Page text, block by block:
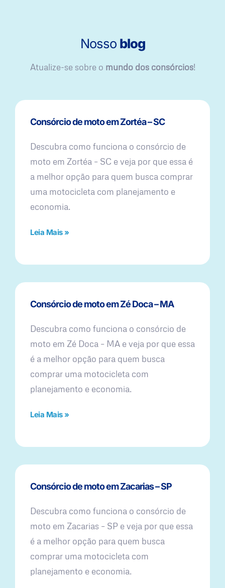
Nosso blog
Atualize-se sobre o mundo dos consórcios!
Consórcio de moto em Zortéa – SC
Descubra como funciona o consórcio de
moto em Zortéa – SC e veja por que essa é
a melhor opção para quem busca comprar
uma motocicleta com planejamento e
economia.
Leia Mais »
Consórcio de moto em Zé Doca – MA
Descubra como funciona o consórcio de
moto em Zé Doca – MA e veja por que essa
é a melhor opção para quem busca
comprar uma motocicleta com
planejamento e economia.
Leia Mais »
Consórcio de moto em Zacarias – SP
Descubra como funciona o consórcio de
moto em Zacarias – SP e veja por que essa
é a melhor opção para quem busca
comprar uma motocicleta com
planejamento e economia.